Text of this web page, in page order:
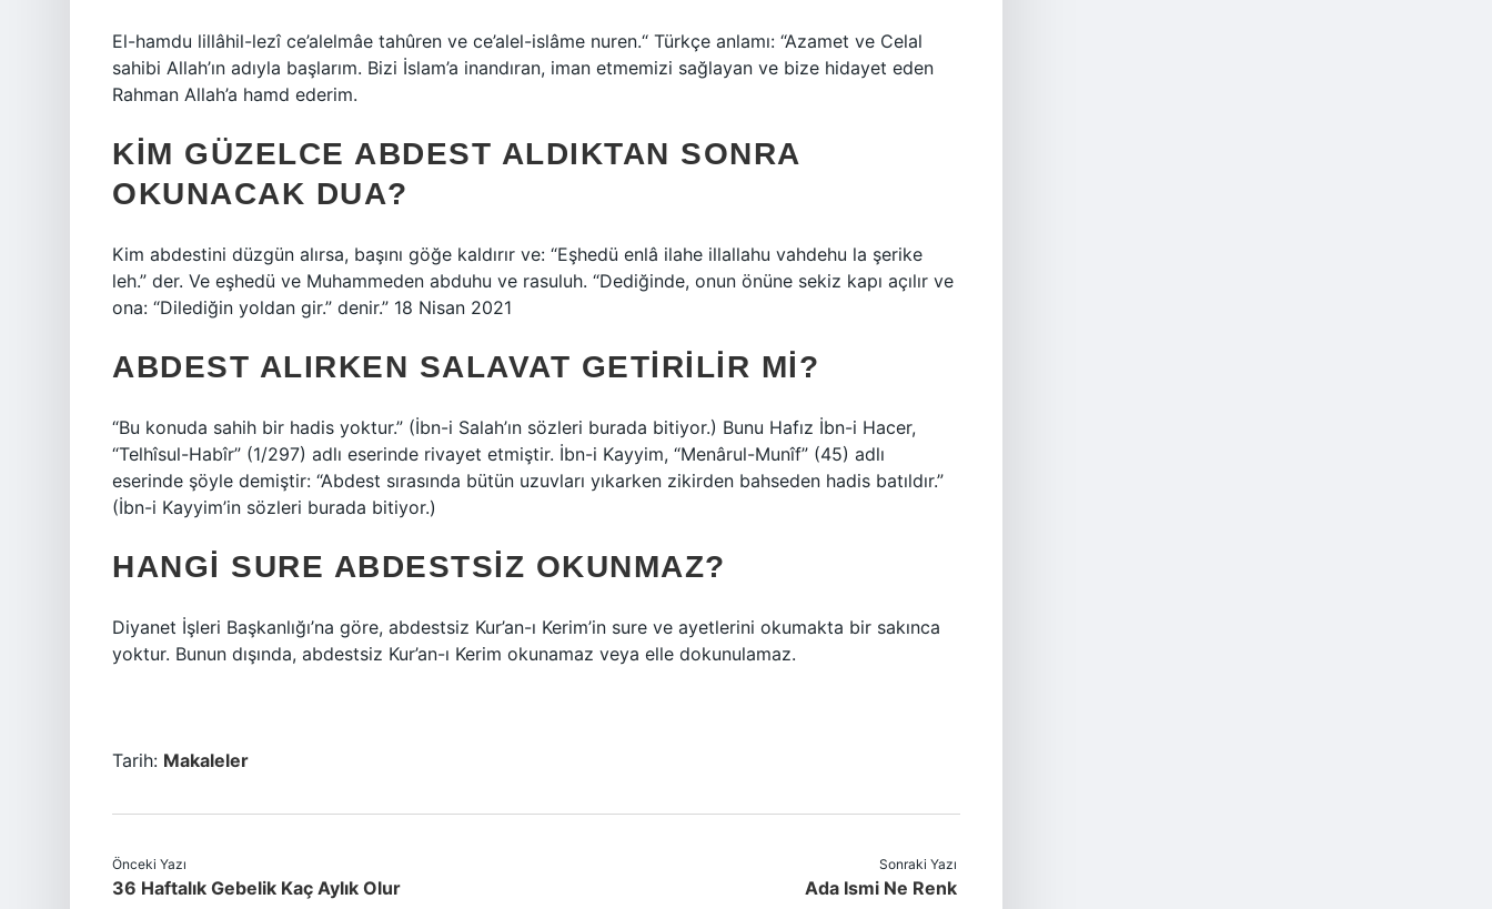
El-hamdu lillâhil-lezî ce’alelmâe tahûren ve ce’alel-islâme nuren.“ Türkçe anlamı: “Azamet ve Celal
sahibi Allah’ın adıyla başlarım. Bizi İslam’a inandıran, iman etmemizi sağlayan ve bize hidayet eden
Rahman Allah’a hamd ederim.
KIM GÜZELCE ABDEST ALDIKTAN SONRA
OKUNACAK DUA?
Kim abdestini düzgün alırsa, başını göğe kaldırır ve: “Eşhedü enlâ ilahe illallahu vahdehu la şerike
leh.” der. Ve eşhedü ve Muhammeden abduhu ve rasuluh. “Dediğinde, onun önüne sekiz kapı açılır ve
ona: “Dilediğin yoldan gir.” denir.” 18 Nisan 2021
ABDEST ALIRKEN SALAVAT GETIRILIR MI?
“Bu konuda sahih bir hadis yoktur.” (İbn-i Salah’ın sözleri burada bitiyor.) Bunu Hafız İbn-i Hacer,
“Telhîsul-Habîr” (1/297) adlı eserinde rivayet etmiştir. İbn-i Kayyim, “Menârul-Munîf” (45) adlı
eserinde şöyle demiştir: “Abdest sırasında bütün uzuvları yıkarken zikirden bahseden hadis batıldır.”
(İbn-i Kayyim’in sözleri burada bitiyor.)
HANGI SURE ABDESTSIZ OKUNMAZ?
Diyanet İşleri Başkanlığı’na göre, abdestsiz Kur’an-ı Kerim’in sure ve ayetlerini okumakta bir sakınca
yoktur. Bunun dışında, abdestsiz Kur’an-ı Kerim okunamaz veya elle dokunulamaz.
Tarih: Makaleler
Önceki Yazı
36 Haftalık Gebelik Kaç Aylık Olur
Sonraki Yazı
Ada Ismi Ne Renk